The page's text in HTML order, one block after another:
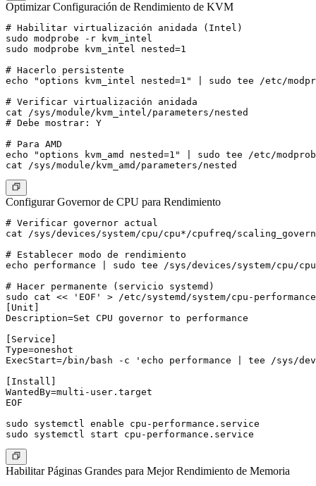
Optimizar Configuración de Rendimiento de KVM
# Habilitar virtualización anidada (Intel)
sudo modprobe -r kvm_intel
sudo modprobe kvm_intel nested=1
# Hacerlo persistente
echo "options kvm_intel nested=1" | sudo tee /etc/
# Verificar virtualización anidada
cat /sys/module/kvm_intel/parameters/nested
# Debe mostrar: Y
# Para AMD
echo "options kvm_amd nested=1" | sudo tee /etc/
Configurar Governor de CPU para Rendimiento
# Verificar governor actual
cat /sys/devices/system/cpu/cpu*/cpufreq/
# Establecer modo de rendimiento
echo performance | sudo tee /sys/devices/system/cpu/
# Hacer permanente (servicio systemd)
sudo cat << 'EOF' > /etc/systemd/system/cpu-
[Unit]
Description=Set CPU governor to performance
[Service]
Type=oneshot
ExecStart=/bin/bash -c 'echo performance | tee /sys/
[Install]
WantedBy=multi-user.target
EOF
sudo systemctl enable cpu-performance.service
Habilitar Páginas Grandes para Mejor Rendimiento de Memoria